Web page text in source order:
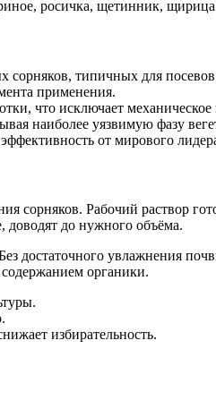
росичка, щетинник,
типичных для
применения.
что исключает
наиболее уязвимую фазу
от мирового
сорняков. Рабочий раствор
доводят до нужного объёма.
достаточного увлажнения
органики.
избирательность.